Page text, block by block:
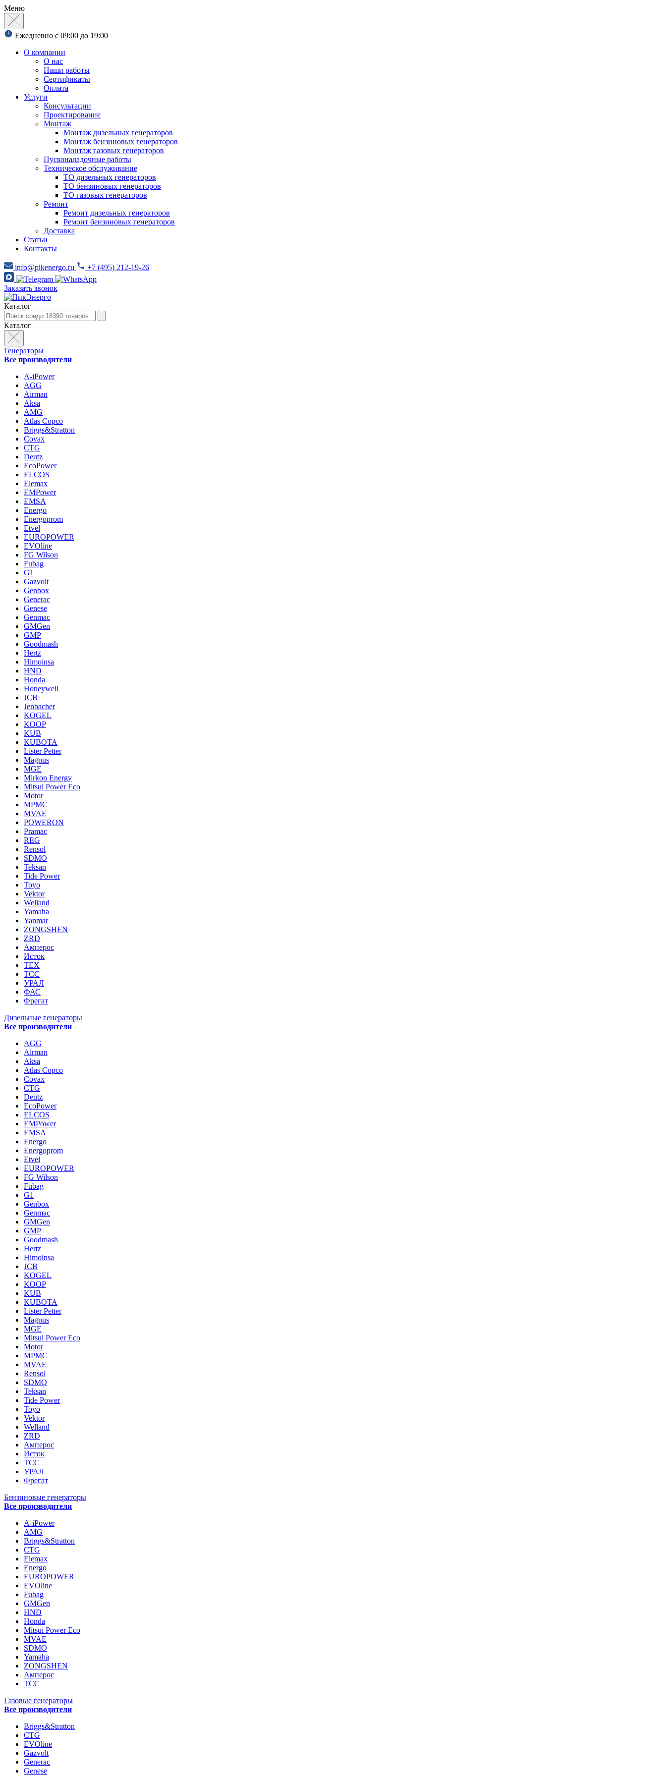
Меню
Ежедневно с 09:00 до 19:00
О компании
О нас
Наши работы
Сертификаты
Оплата
Услуги
Консультации
Проектирование
Монтаж
Монтаж дизельных генераторов
Монтаж бензиновых генераторов
Монтаж газовых генераторов
Пусконаладочные работы
Техническое обслуживание
ТО дизельных генераторов
ТО бензиновых генераторов
ТО газовых генераторов
Ремонт
Ремонт дизельных генераторов
Ремонт бензиновых генераторов
Доставка
Статьи
Контакты
info@pikenergo.ru +7 (495) 212-19-26
Заказать звонок
Каталог
Каталог
Генераторы
Все производители
A-iPower
AGG
Airman
Aksa
AMG
Atlas Copco
Briggs&Stratton
Covax
CTG
Deutz
EcoPower
ELCOS
Elemax
EMPower
EMSA
Energo
Energoprom
Etvel
EUROPOWER
EVOline
FG Wilson
Fubag
G1
Gazvolt
Genbox
Generac
Genese
Genmac
GMGen
GMP
Goodmash
Hertz
Himoinsa
HND
Honda
Honeywell
JCB
Jenbacher
KOGEL
KOOP
KUB
KUBOTA
Lister Petter
Magnus
MGE
Mirkon Energy
Mitsui Power Eco
Motor
MPMC
MVAE
POWERON
Pramac
REG
Rensol
SDMO
Teksan
Tide Power
Toyo
Vektor
Welland
Yamaha
Yanmar
ZONGSHEN
ZRD
Амперос
Исток
ТЕХ
ТСС
УРАЛ
ФАС
Фрегат
Дизельные генераторы
Все производители
AGG
Airman
Aksa
Atlas Copco
Covax
CTG
Deutz
EcoPower
ELCOS
EMPower
EMSA
Energo
Energoprom
Etvel
EUROPOWER
FG Wilson
Fubag
G1
Genbox
Genmac
GMGen
GMP
Goodmash
Hertz
Himoinsa
JCB
KOGEL
KOOP
KUB
KUBOTA
Lister Petter
Magnus
MGE
Mitsui Power Eco
Motor
MPMC
MVAE
Rensol
SDMO
Teksan
Tide Power
Toyo
Vektor
Welland
ZRD
Амперос
Исток
ТСС
УРАЛ
Фрегат
Бензиновые генераторы
Все производители
A-iPower
AMG
Briggs&Stratton
CTG
Elemax
Energo
EUROPOWER
EVOline
Fubag
GMGen
HND
Honda
Mitsui Power Eco
MVAE
SDMO
Yamaha
ZONGSHEN
Амперос
ТСС
Газовые генераторы
Все производители
Briggs&Stratton
CTG
EVOline
Gazvolt
Generac
Genese